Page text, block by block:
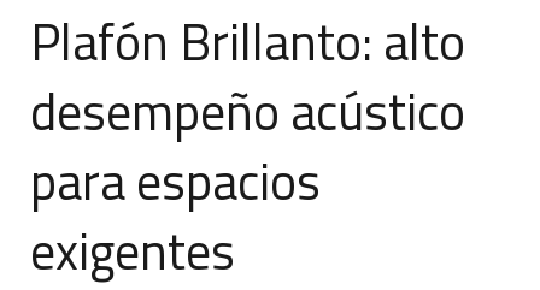
Plafón Brillanto: alto
desempeño acústico
para espacios
exigentes